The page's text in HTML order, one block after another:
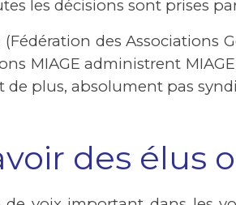
les décisions sont prises
des
MIAGE administrent
de plus, absolument pas
des élus